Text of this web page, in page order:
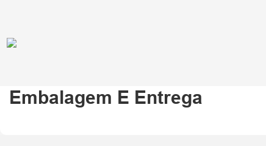
Embalagem E Entrega